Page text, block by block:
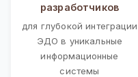
разработчиков
для глубокой интеграции
ЭДО в уникальные
информационные
системы